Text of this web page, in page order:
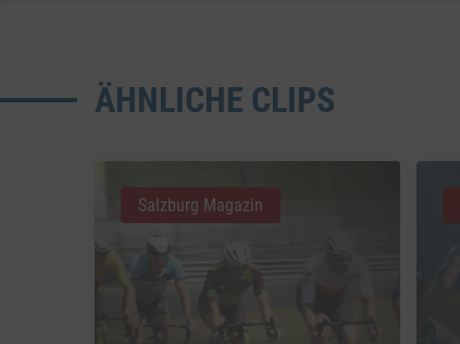
ÄHNLICHE CLIPS
Salzburg Magazin